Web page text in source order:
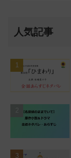
人気記事